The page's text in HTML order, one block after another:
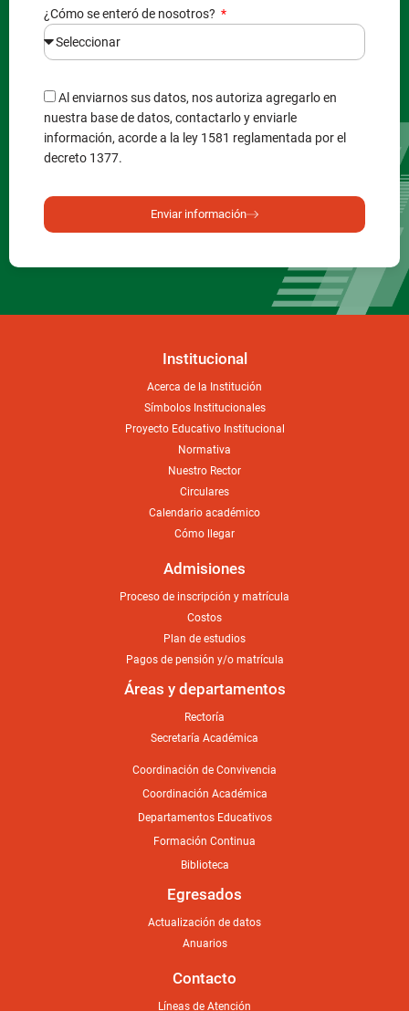
¿Cómo se enteró de nosotros?
Al enviarnos sus datos, nos autoriza agregarlo en
nuestra base de datos, contactarlo y enviarle
información, acorde a la ley 1581 reglamentada por el
decreto 1377.
Enviar información
Institucional
Acerca de la Institución
Símbolos Institucionales
Proyecto Educativo Institucional
Normativa
Nuestro Rector
Circulares
Calendario académico
Cómo llegar
Admisiones
Proceso de inscripción y matrícula
Costos
Plan de estudios
Pagos de pensión y/o matrícula
Áreas y departamentos
Rectoría
Secretaría Académica
Coordinación de Convivencia
Coordinación Académica
Departamentos Educativos
Formación Continua
Biblioteca
Egresados
Actualización de datos
Anuarios
Contacto
Líneas de Atención